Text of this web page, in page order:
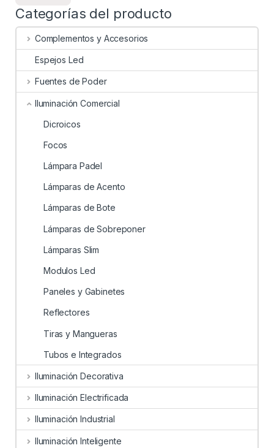
Categorías del producto
Complementos y Accesorios
Espejos Led
Fuentes de Poder
Iluminación Comercial
Dicroicos
Focos
Lámpara Padel
Lámparas de Acento
Lámparas de Bote
Lámparas de Sobreponer
Lámparas Slim
Modulos Led
Paneles y Gabinetes
Reflectores
Tiras y Mangueras
Tubos e Integrados
Iluminación Decorativa
Iluminación Electrificada
Iluminación Industrial
Iluminación Inteligente